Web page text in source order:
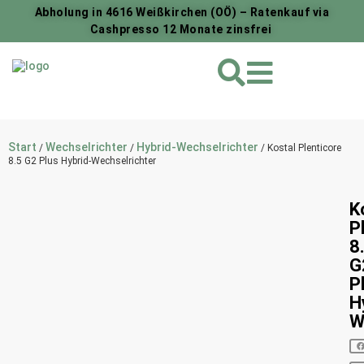
Abholung in 4616 Weißkirchen (OÖ) – Ratenkauf via
Cashpresso 12 Monate zinsfrei
Start / Wechselrichter / Hybrid-Wechselrichter / Kostal Plenticore
8.5 G2 Plus Hybrid-Wechselrichter